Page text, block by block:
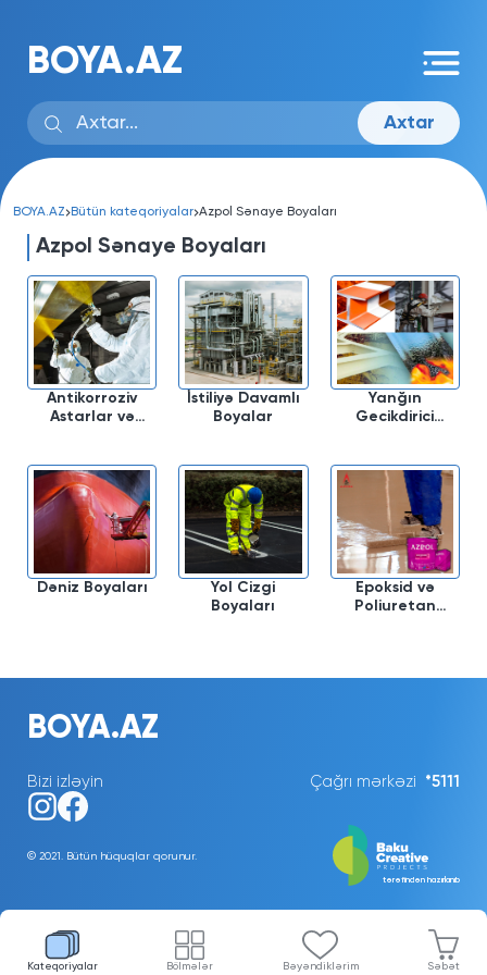
BOYA.AZ
Axtar
Kateqoriyalar Bölmələr Bəyəndiklərim Səbət
BOYA.AZ Bütün kateqoriyalar Azpol Sənaye Boyaları
Azpol Sənaye Boyaları
Antikorroziv
Astarlar və
İstiliyə Davamlı
Boyalar
Yanğın
Gecikdirici
Dəniz Boyaları
Yol Cizgi
Boyaları
Epoksid və
Poliuretan
BOYA.AZ
Çağrı mərkəzi *5111
Bizi izləyin
© 2021. Bütün hüquqlar qorunur.
tərəfindən hazırlanıb